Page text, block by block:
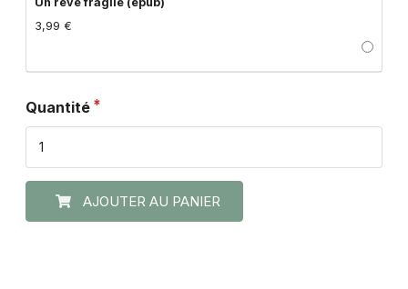
3,99 €
Quantité
AJOUTER AU PANIER